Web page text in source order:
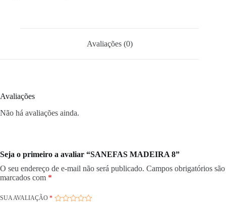
Avaliações (0)
Avaliações
Não há avaliações ainda.
Seja o primeiro a avaliar “SANEFAS MADEIRA 8”
O seu endereço de e-mail não será publicado. Campos obrigatórios são
marcados com *
SUA AVALIAÇÃO *